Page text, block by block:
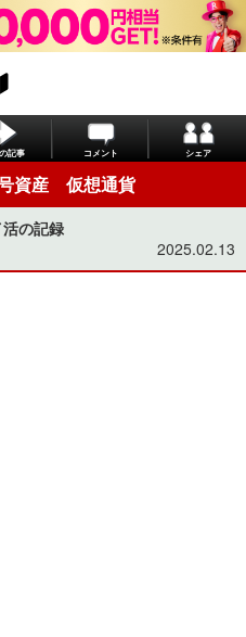
記事 コメント シェア
資産 仮想通貨
の記録
2025.02.13